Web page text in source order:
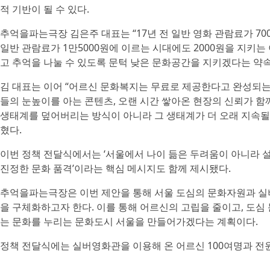
적 기반이 될 수 있다.
추억을파는극장 김은주 대표는 “17년 전 일반 영화 관람료가
일반 관람료가 1만5000원에 이르는 시대에도 2000원을 지키
고 추억을 나눌 수 있도록 문턱 낮은 문화공간을 지키겠다는 약
김 대표는 이어 “어르신 문화복지는 무료로 제공한다고 완성
들의 눈높이를 아는 콘텐츠, 오랜 시간 쌓아온 현장의 신뢰가
생태계를 덮어버리는 방식이 아니라 그 생태계가 더 오래 지속
혔다.
이번 정책 전달식에서는 ‘서울에서 나이 듦은 두려움이 아니라
진정한 문화 품격’이라는 핵심 메시지도 함께 제시됐다.
추억을파는극장은 이번 제안을 통해 서울 도심의 문화자원과
을 구체화하고자 한다. 이를 통해 어르신의 고립을 줄이고, 도
는 문화를 누리는 문화도시 서울을 만들어가겠다는 계획이다.
정책 전달식에는 실버영화관을 이용해 온 어르신 100여명과